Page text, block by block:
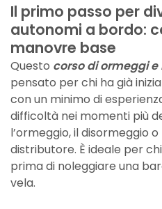
Il primo passo per
autonomi a bordo:
manovre base
Questo corso di ormeggi
pensato per chi ha già
con un minimo di
difficoltà nei momenti più
l’ormeggio, il disormeggio
distributore. È ideale per
prima di noleggiare una
vela.